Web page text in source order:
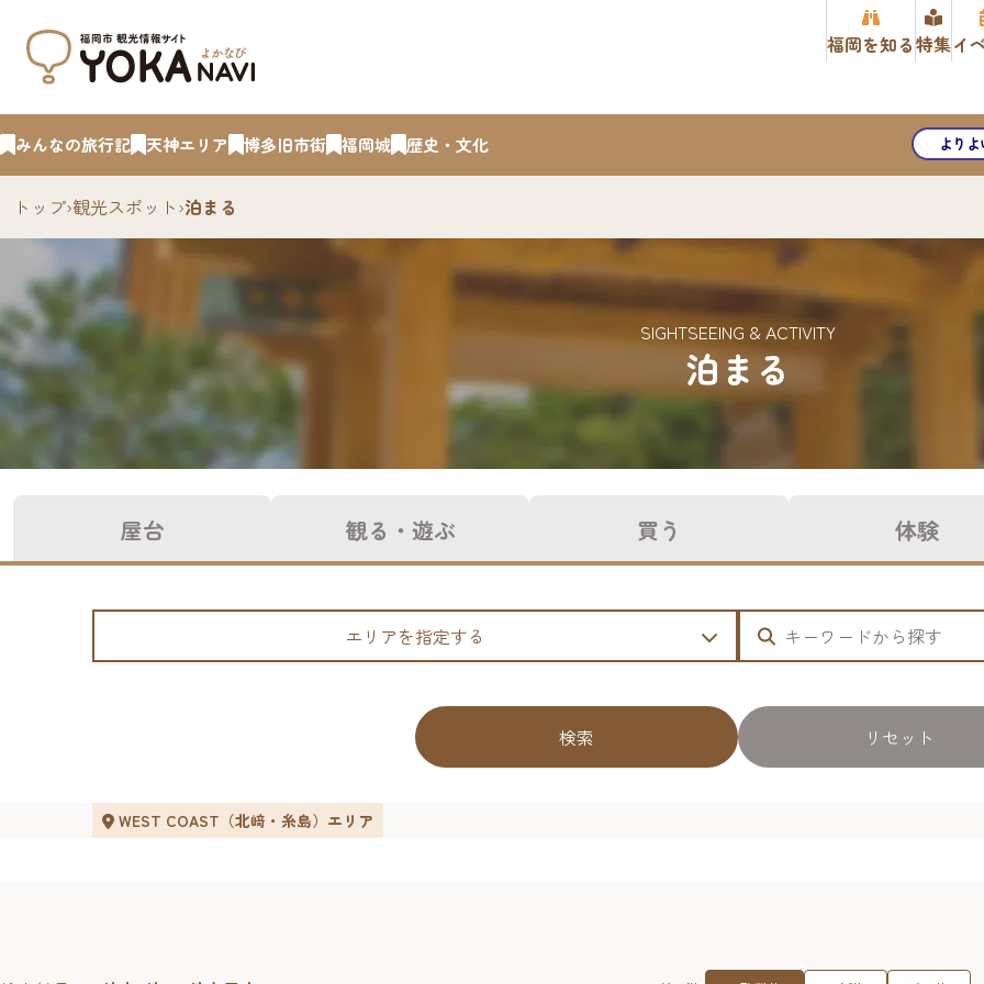
福岡を知る特集イ
みんなの旅行記 天神エリア 博多旧市街 福岡城 歴史・文化 より
トップ›観光スポット›泊まる
泊まる
SIGHTSEEING & ACTIVITY
屋台 観る・遊ぶ 買う 体験
エリアを指定する
検索 リセット
WEST COAST（北﨑・糸島）エリア